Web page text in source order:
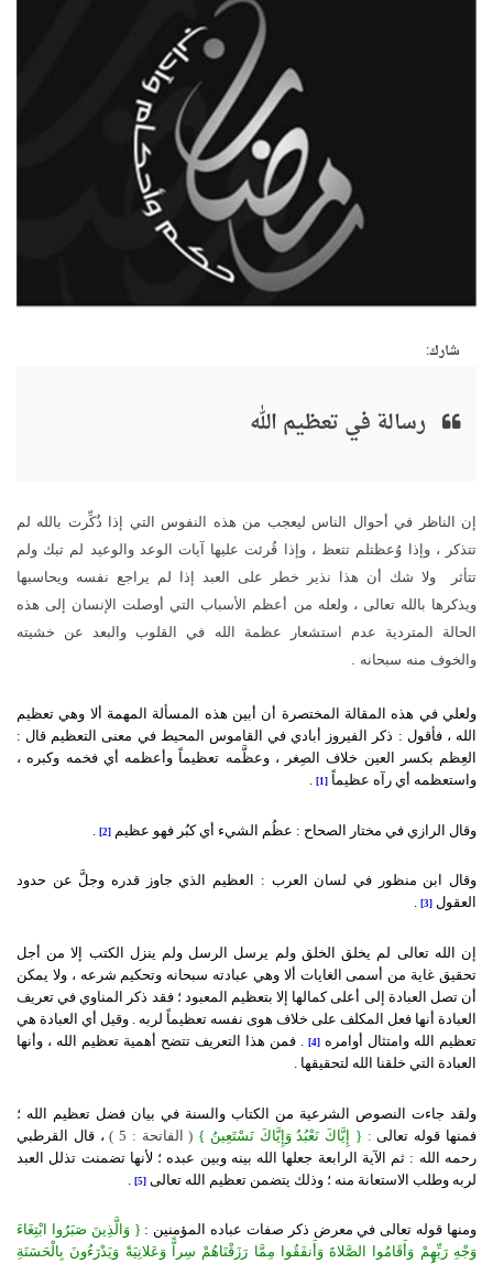
شارك:
رسالة في تعظيم الله
إن الناظر في أحوال الناس ليعجب من هذه النفوس التي إذا ذُكِّرت بالله لم
تتذكر ، وإذا وُعظتلم تتعظ ، وإذا قُرئت عليها آيات الوعد والوعيد لم تبك ولم
تتأثر
ولا شك أن هذا نذير خطر على العبد إذا لم يراجع نفسه ويحاسبها
ويذكرها بالله تعالى ، ولعله من أعظم الأسباب التي أوصلت الإنسان إلى هذه
الحالة المتردية عدم استشعار عظمة الله في القلوب والبعد عن خشيته
والخوف منه سبحانه .
ولعلي في هذه المقالة المختصرة أن أبين هذه المسألة المهمة ألا وهي تعظيم
الله ، فأقول : ذكر الفيروز أبادي في القاموس المحيط في معنى التعظيم قال :
العِظم بكسر العين خلاف الصِغر ، وعظَّمه تعظيماً وأعظمه أي فخمه وكبره ،
واستعظمه أي رآه عظيماً [1]
.
وقال الرازي في مختار الصحاح : عظُم الشيء أي كبُر فهو عظيم [2]
وقال ابن منظور في لسان العرب : العظيم الذي جاوز قدره وجلَّ عن حدود
العقول [3]
.
إن الله تعالى لم يخلق الخلق ولم يرسل الرسل ولم ينزل الكتب إلا من أجل
تحقيق غاية من أسمى الغايات ألا وهي عبادته سبحانه وتحكيم شرعه ، ولا يمكن
أن تصل العبادة إلى أعلى كمالها إلا بتعظيم المعبود ؛ فقد ذكر المناوي في تعريف
العبادة أنها فعل المكلف على خلاف هوى نفسه تعظيماً لربه . وقيل أي العبادة هي
تعظيم الله وامتثال أوامره [4]
. فمن هذا التعريف تتضح أهمية تعظيم الله ، وأنها
العبادة التي خلقنا الله لتحقيقها .
ولقد جاءت النصوص الشرعية من الكتاب والسنة في بيان فضل تعظيم الله ؛
فمنها قوله تعالى : { إِيَّاكَ نَعْبُدُ وَإِيَّاكَ نَسْتَعِينُ } ( الفاتحة : 5 )
، قال القرطبي
رحمه الله : ثم الآية الرابعة جعلها الله بينه وبين عبده ؛ لأنها تضمنت تذلل العبد
لربه وطلب الاستعانة منه ؛ وذلك يتضمن تعظيم الله تعالى [5]
ومنها قوله تعالى في معرض ذكر صفات عباده المؤمنين : { وَالَّذِينَ صَبَرُوا ابْتِغَاءَ
وَجْهِ رَبِّهِمْ وَأَقَامُوا الصَّلاةَ وَأَنفَقُوا مِمَّا رَزَقْنَاهُمْ سِراًّ وَعَلانِيَةً وَيَدْرَءُونَ بِالْحَسَنَةِ